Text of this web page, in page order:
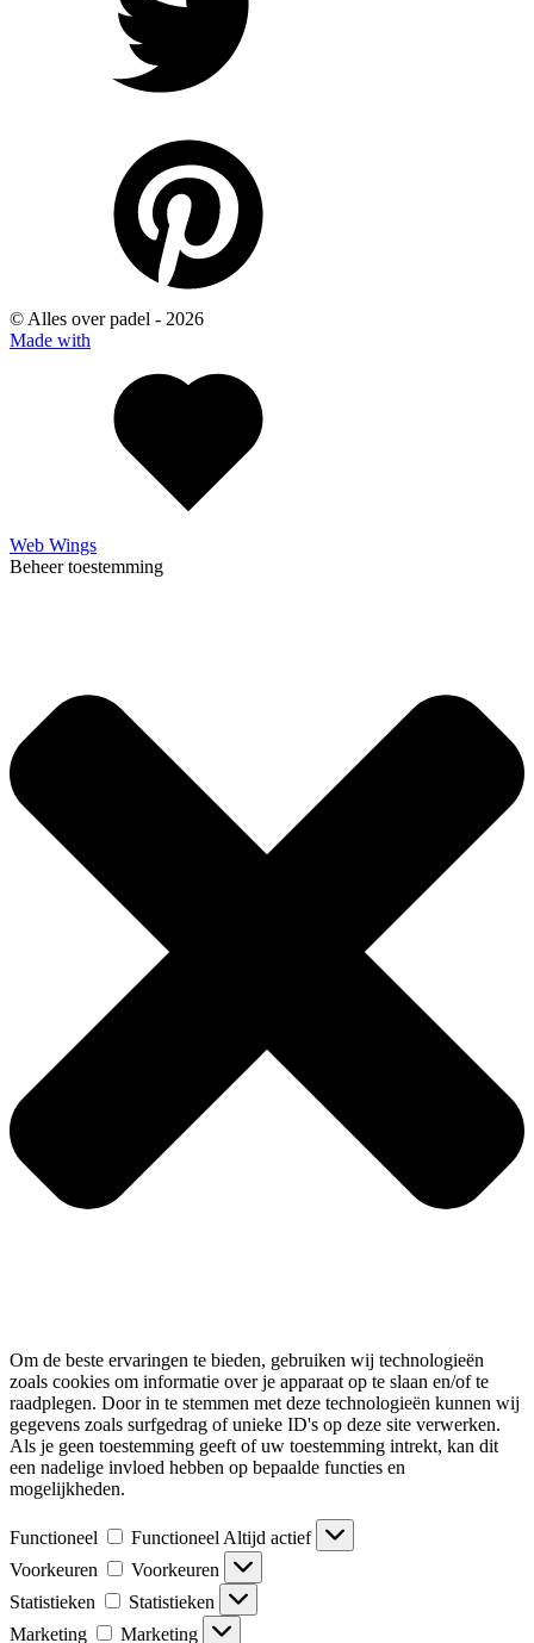
© Alles over padel - 2026
Made with
Web Wings
Beheer toestemming
Om de beste ervaringen te bieden, gebruiken wij technologieën
zoals cookies om informatie over je apparaat op te slaan en/of te
raadplegen. Door in te stemmen met deze technologieën kunnen wij
gegevens zoals surfgedrag of unieke ID's op deze site verwerken.
Als je geen toestemming geeft of uw toestemming intrekt, kan dit
een nadelige invloed hebben op bepaalde functies en
mogelijkheden.
Functioneel Functioneel Altijd actief
Voorkeuren
Voorkeuren
Statistieken
Statistieken
Marketing
Marketing